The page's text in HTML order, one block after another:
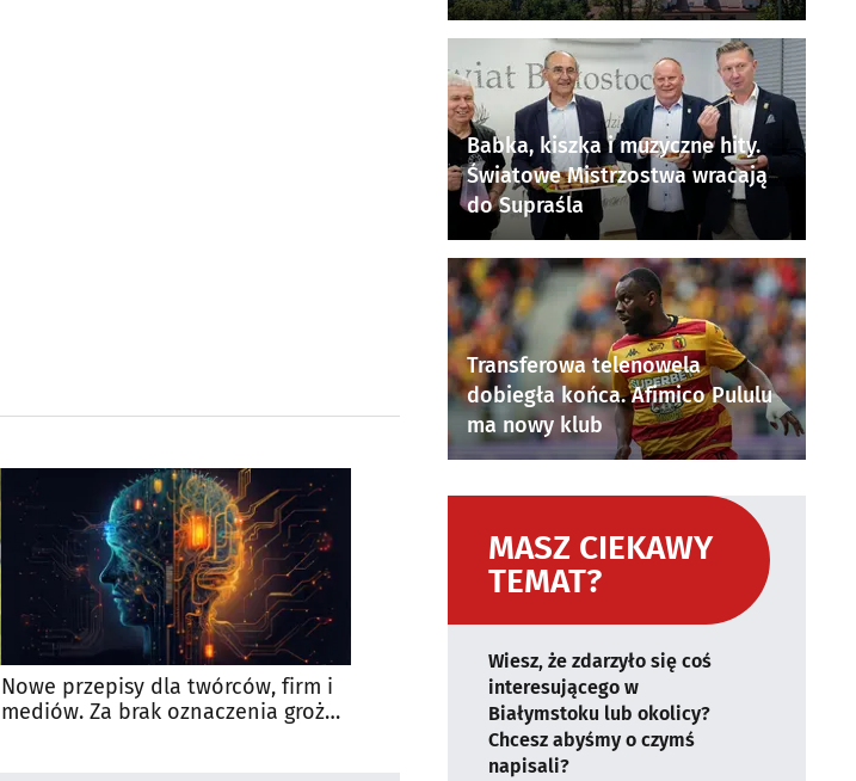
Nowe przepisy dla twórców, firm i
mediów. Za brak oznaczenia grożą
Babka, kiszka i muzyczne hity.
Światowe Mistrzostwa wracają
do Supraśla
Transferowa telenowela
dobiegła końca. Afimico Pululu
ma nowy klub
MASZ CIEKAWY
TEMAT?
Wiesz, że zdarzyło się coś
interesującego w
Białymstoku lub okolicy?
Chcesz abyśmy o czymś
napisali?